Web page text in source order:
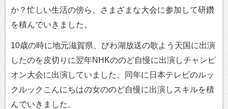
か？忙しい生活の傍ら、さまざまな大会に参加して研鑽
を積んでいきました。
10歳の時に地元滋賀県、びわ湖放送の歌よう天国に出演
したのを皮切りに翌年NHKののど自慢に出演しチャンピ
オン大会に出演していました。同年に日本テレビのルッ
クルックこんにちはの女ののど自慢に出演しスキルを積
んでいきました。